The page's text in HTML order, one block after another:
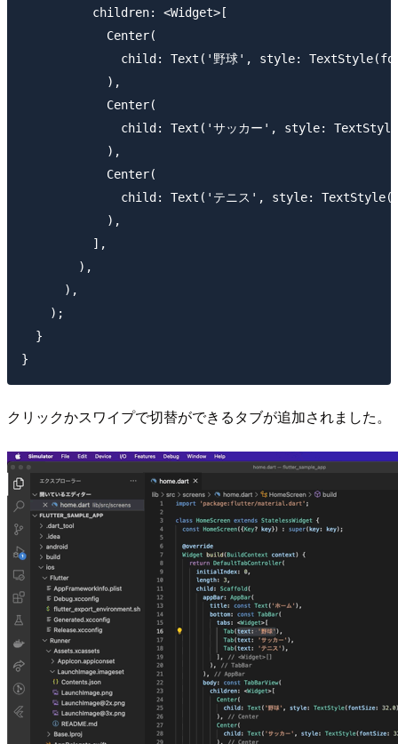
          children: <Widget>[
            Center(
child: Text('野球', style:
            ),
            Center(
child: Text('サッカー', style:
            ),
            Center(
child: Text('テニス', style:
            ),
          ],
        ),
      ),
    );
  }
クリックかスワイプで切替ができるタブが追加されました。